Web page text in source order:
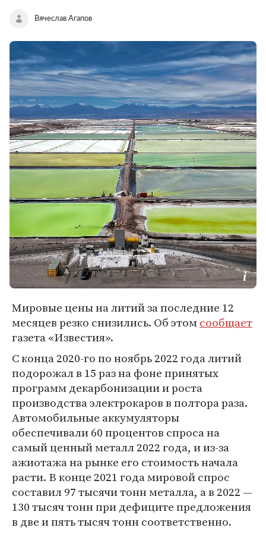
Вячеслав Агапов
Мировые цены на литий за последние 12
месяцев резко снизились. Об этомсообщает
газета «Известия».
С конца 2020-го по ноябрь 2022 года литий
подорожал в 15 раз на фоне принятых
программ декарбонизации и роста
производства электрокаров в полтора раза.
Автомобильные аккумуляторы
обеспечивали 60 процентов спроса на
самый ценный металл 2022 года, и из-за
ажиотажа на рынке его стоимость начала
расти. В конце 2021 года мировой спрос
составил 97 тысячи тонн металла, а в 2022 —
130 тысяч тонн при дефиците предложения
в две и пять тысяч тонн соответственно.